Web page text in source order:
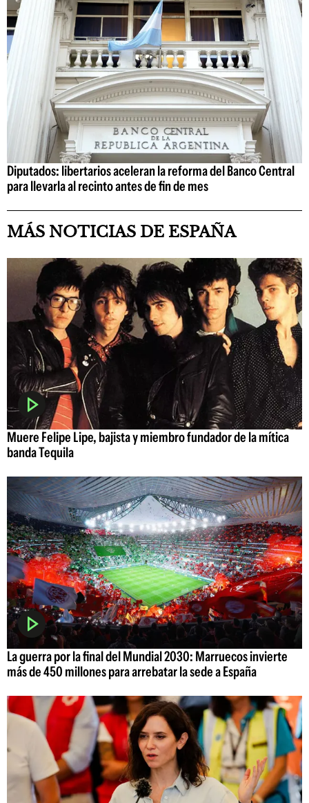
Diputados: libertarios aceleran la reforma del Banco Central
para llevarla al recinto antes de fin de mes
MÁS NOTICIAS DE ESPAÑA
Muere Felipe Lipe, bajista y miembro fundador de la mítica
banda Tequila
La guerra por la final del Mundial 2030: Marruecos invierte
más de 450 millones para arrebatar la sede a España